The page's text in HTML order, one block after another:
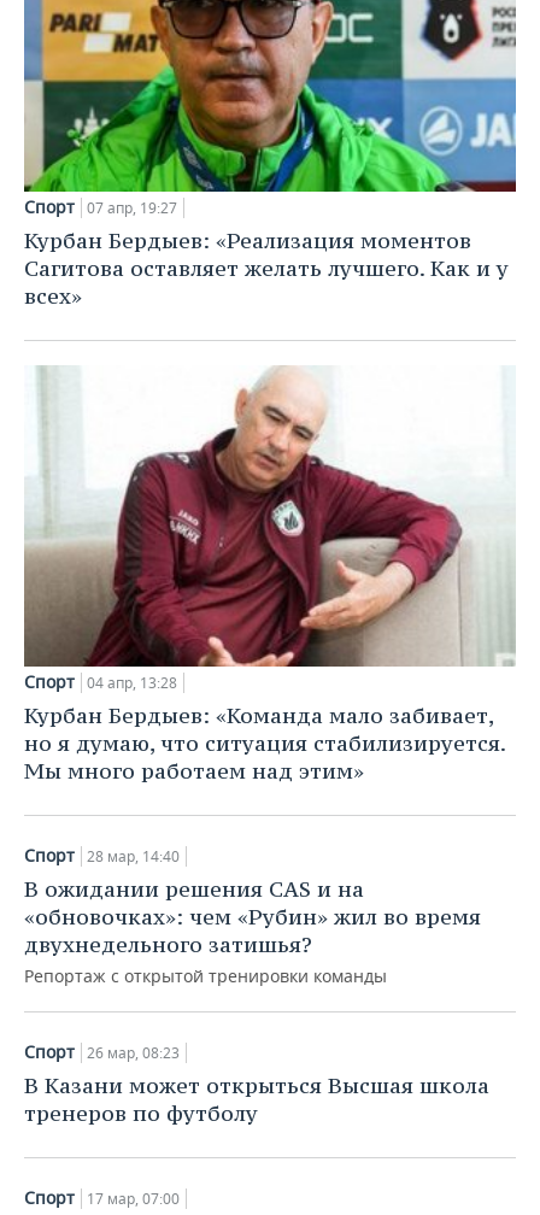
Спорт 07 апр, 19:27
Курбан Бердыев: «Реализация моментов
Сагитова оставляет желать лучшего. Как и у
всех»
Спорт 04 апр, 13:28
Курбан Бердыев: «Команда мало забивает,
но я думаю, что ситуация стабилизируется.
Мы много работаем над этим»
Спорт 28 мар, 14:40
В ожидании решения CAS и на
«обновочках»: чем «Рубин» жил во время
двухнедельного затишья?
Репортаж с открытой тренировки команды
Спорт 26 мар, 08:23
В Казани может открыться Высшая школа
тренеров по футболу
Спорт 17 мар, 07:00